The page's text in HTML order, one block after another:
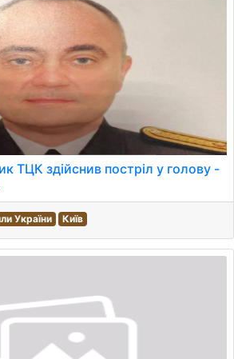
ТЦК здійснив постріл у голову -
України Київ